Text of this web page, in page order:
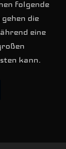
folgende
die
eine
kann.